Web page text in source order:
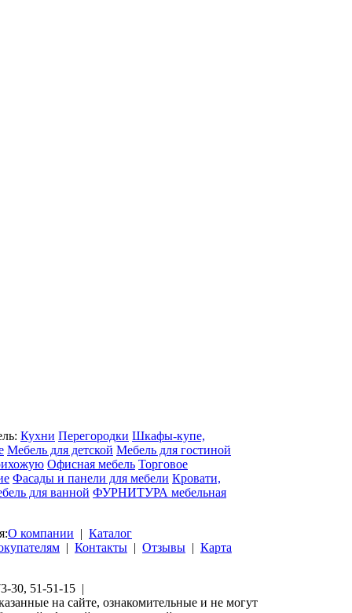
Кухни Перегородки Шкафы-купе,
Мебель для детской Мебель для гостиной
Офисная мебель Торговое
Фасады и панели для мебели Кровати,
для ванной ФУРНИТУРА мебельная
О компании | Каталог
| Контакты | Отзывы | Карта
30, 51-51-15 |
на сайте, ознакомительные и не могут